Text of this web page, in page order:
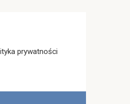
prywatności